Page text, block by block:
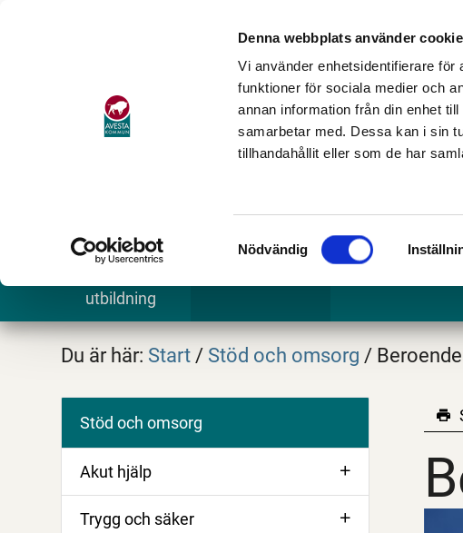
Denna webbplats använder
Vi använder enhetsidentifierare för
funktioner för sociala medier och
annan information från din enhet
samarbetar med. Dessa kan i sin
tillhandahållit eller som de har
Samtyckesval
Nödvändig
utbildning
Du är här: Start / Stöd och omsorg /
Stöd och omsorg
Akut hjälp
Trygg och säker